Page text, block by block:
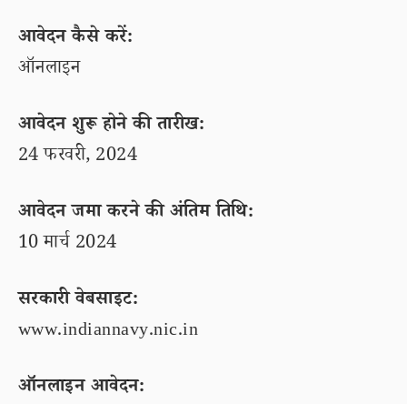
आवेदन कैसे करें:
ऑनलाइन
आवेदन शुरू होने की तारीख:
24 फरवरी, 2024
आवेदन जमा करने की अंतिम तिथि:
10 मार्च 2024
सरकारी वेबसाइट:
www.indiannavy.nic.in
ऑनलाइन आवेदन: